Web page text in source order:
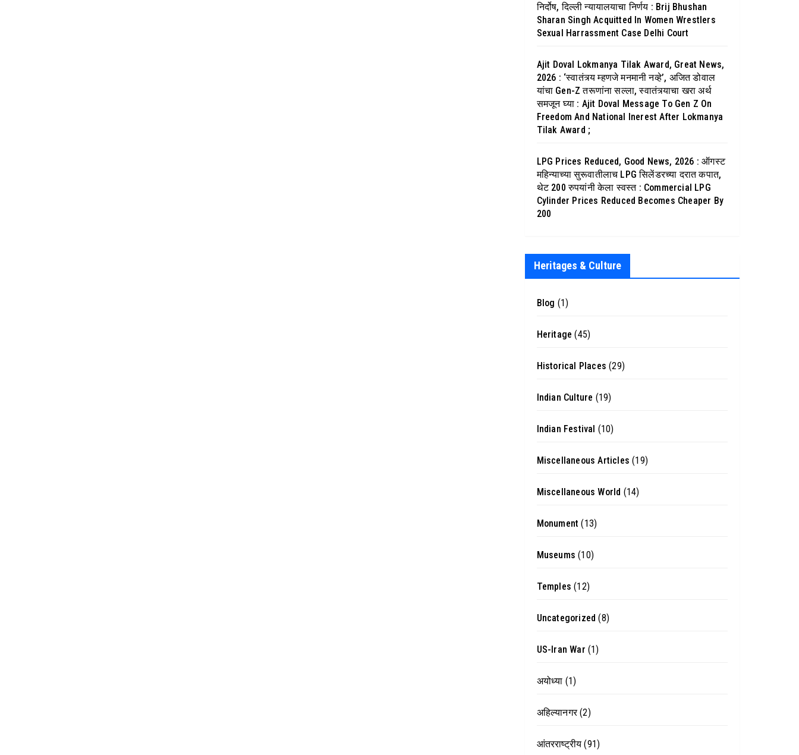
निर्दोष, दिल्ली न्यायालयाचा निर्णय : Brij Bhushan
Sharan Singh Acquitted In Women Wrestlers
Sexual Harrassment Case Delhi Court
Ajit Doval Lokmanya Tilak Award, Great News,
2026 : ‘स्वातंत्र्य म्हणजे मनमानी नव्हे’, अजित डोवाल
यांचा Gen-Z तरूणांना सल्ला, स्वातंत्र्याचा खरा अर्थ
समजून घ्या : Ajit Doval Message To Gen Z On
Freedom And National Inerest After Lokmanya
Tilak Award ;
LPG Prices Reduced, Good News, 2026 : ऑगस्ट
महिन्याच्या सुरूवातीलाच LPG सिलेंडरच्या दरात कपात,
थेट 200 रुपयांनी केला स्वस्त : Commercial LPG
Cylinder Prices Reduced Becomes Cheaper By
200
Heritages & Culture
Blog (1)
Heritage (45)
Historical Places (29)
Indian Culture (19)
Indian Festival (10)
Miscellaneous Articles (19)
Miscellaneous World (14)
Monument (13)
Museums (10)
Temples (12)
Uncategorized (8)
US-Iran War (1)
अयोध्या (1)
अहिल्यानगर(2)
आंतरराष्ट्रीय (91)